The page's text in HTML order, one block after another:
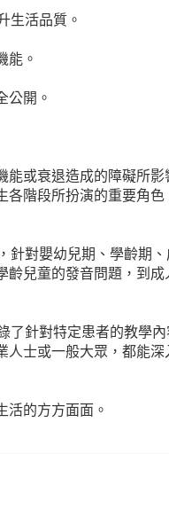
活品質。
。
開。
或衰退造成的障礙所影
階段所扮演的重要角
對嬰幼兒期、學齡期、
兒童的發音問題，到
針對特定患者的教學內
士或一般大眾，都能
的方方面面。